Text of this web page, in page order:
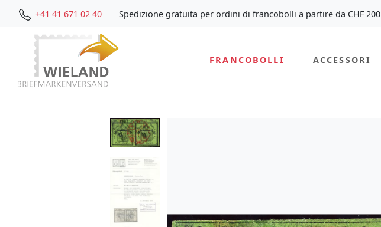
+41 41 671 02 40 Spedizione gratuita per ordini di francobolli a partire da CHF 200
FRANCOBOLLI ACCESSORI